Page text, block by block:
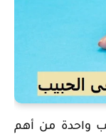
واحدة من أهم